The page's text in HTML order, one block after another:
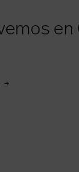
en
→